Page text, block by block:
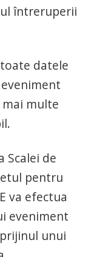
întreruperii
toate datele
mai multe
de
pentru
va efectua
eveniment
unui